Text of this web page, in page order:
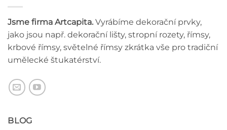
Jsme firma Artcapita. Vyrábíme dekorační prvky,
jako jsou např. dekorační lišty, stropní rozety, římsy,
krbové římsy, světelné římsy zkrátka vše pro tradiční
umělecké štukatérství.
BLOG